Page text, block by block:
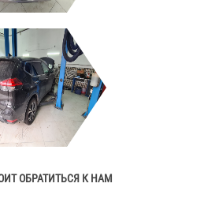
ОБРАТИТЬСЯ К НАМ